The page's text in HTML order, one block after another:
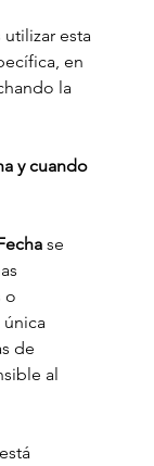
esta
en
la
y cuando
se
o
de
al